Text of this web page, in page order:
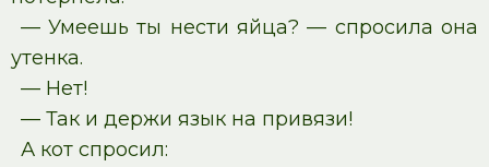
— Умеешь ты нести яйца? — спросила она
утенка.
— Нет!
— Так и держи язык на привязи!
А кот спросил: